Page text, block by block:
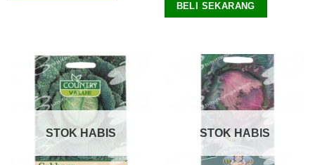
BELI SEKARANG
STOK HABIS STOK HABIS